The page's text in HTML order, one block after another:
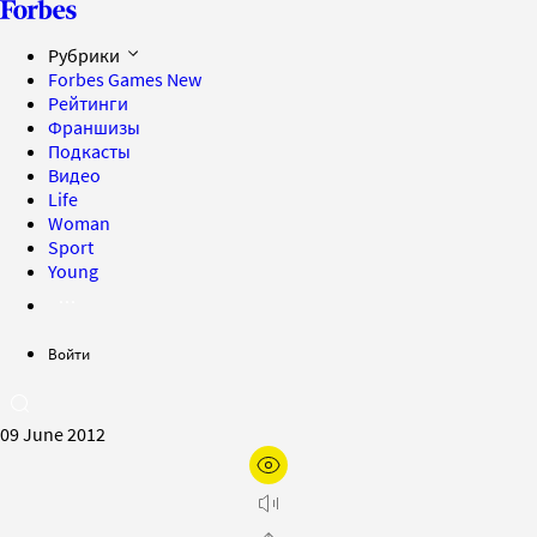
Рубрики
Forbes Games New
Рейтинги
Франшизы
Подкасты
Видео
Life
Woman
Sport
Young
Войти
09 June 2012